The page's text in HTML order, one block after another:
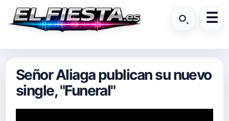
Señor Aliaga publican su nuevo
single, "Funeral"